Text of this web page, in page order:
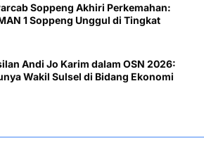
Soppeng Akhiri Perkemahan:
1 Soppeng Unggul di Tingkat
Andi Jo Karim dalam OSN 2026:
Wakil Sulsel di Bidang Ekonomi